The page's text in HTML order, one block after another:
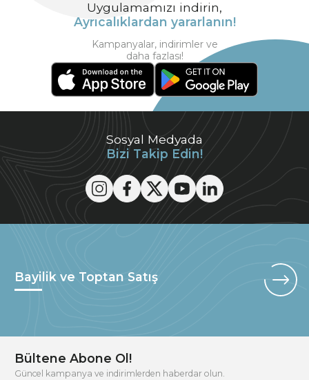
Sosyal Medyada
Bizi Takip Edin!
Uygulamamızı indirin,
Ayrıcalıklardan yararlanın!
Kampanyalar, indirimler ve
daha fazlası!
Bayilik ve Toptan Satış
Bültene Abone Ol!
Güncel kampanya ve indirimlerden haberdar olun.